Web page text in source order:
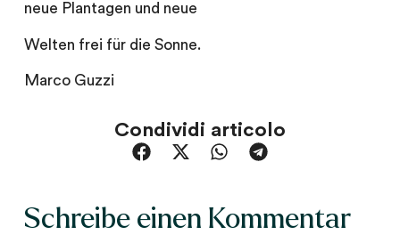
neue Plantagen und neue
Welten frei für die Sonne.
Marco Guzzi
Condividi articolo
Schreibe einen Kommentar